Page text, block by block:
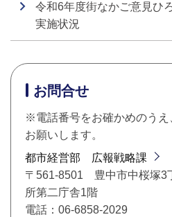
令和6年度街なかご意見ひ
実施状況
お問合せ
※電話番号をお確かめのうえ
お願いします。
都市経営部 広報戦略課
〒561-8501 豊中市中桜塚
所第二庁舎1階
電話：06-6858-2029